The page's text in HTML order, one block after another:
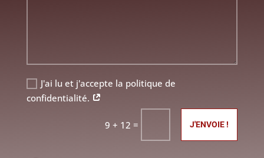
J'ai lu et j'accepte la politique de
confidentialité.
9 + 12 = J'ENVOIE !